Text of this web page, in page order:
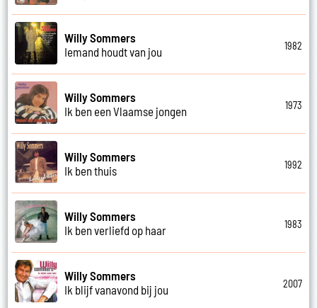
Willy Sommers
Iemand houdt van jou
1982
Willy Sommers
Ik ben een Vlaamse jongen
1973
Willy Sommers
Ik ben thuis
1992
Willy Sommers
Ik ben verliefd op haar
1983
Willy Sommers
Ik blijf vanavond bij jou
2007